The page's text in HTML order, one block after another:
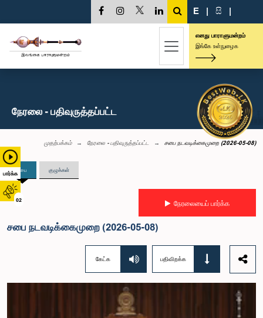
பார்க்க
02
E | සි |
எனது பாராளுமன்றம்
இங்கே உள்நுழைக
நேரலை - பதிவுருத்தப்பட்ட
முதற்பக்கம் நேரலை - பதிவுருத்தப்பட்ட சபை நடவடிக்கைமுறை (2026-05-08)
சபை குழுக்கள்
நேரலையைப் பார்க்க
சபை நடவடிக்கைமுறை (2026-05-08)
கேட்க பதிவிறக்க